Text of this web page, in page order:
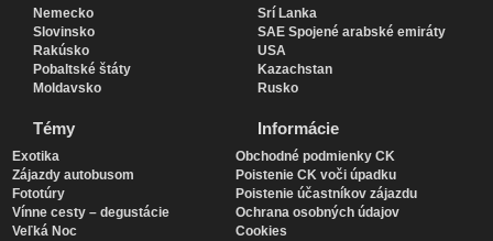
Nemecko
Slovinsko
Rakúsko
Pobaltské štáty
Moldavsko
Srí Lanka
SAE Spojené arabské emiráty
USA
Kazachstan
Rusko
Témy
Exotika
Zájazdy autobusom
Fototúry
Vínne cesty – degustácie
Veľká Noc
Informácie
Obchodné podmienky CK
Poistenie CK voči úpadku
Poistenie účastníkov zájazdu
Ochrana osobných údajov
Cookies